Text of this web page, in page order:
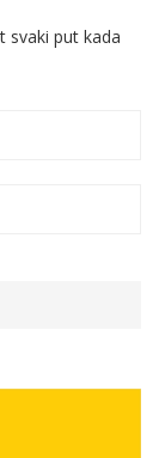
svaki put kada